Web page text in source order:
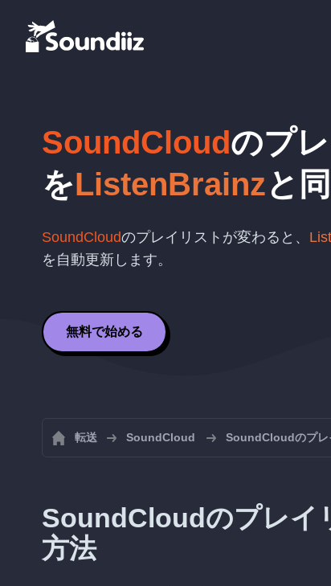
SoundCloudのプ
をListenBrainzと
SoundCloudのプレイリストが変わると、
を自動更新します。
無料で始める
転送 SoundCloud SoundCloudのプレ
SoundCloudのプレイ
方法